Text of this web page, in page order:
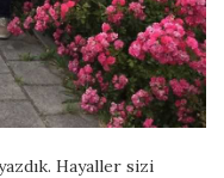
Hayaller sizi